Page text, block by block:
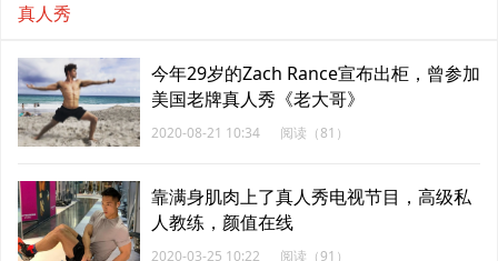
真人秀
今年29岁的Zach Rance宣布出柜，曾参加
美国老牌真人秀《老大哥》
2020-08-21 10:34 阅读（81）
靠满身肌肉上了真人秀电视节目，高级私
人教练，颜值在线
2020-03-25 10:22 阅读（91）